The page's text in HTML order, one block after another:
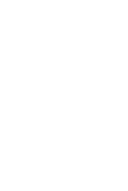
流餐敘報名
報名中（8/3報名截
來新面貌，7/1 新官